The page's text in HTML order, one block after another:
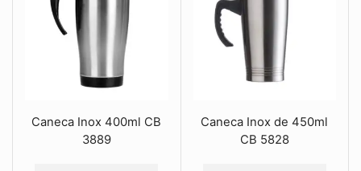
Caneca Inox 400ml CB
3889
Caneca Inox de 450ml
CB 5828